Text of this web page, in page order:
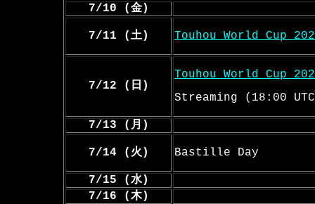
7/10 (金)
7/11 (土) Touhou World Cup
7/12 (日)
Touhou World Cup
Streaming (18:00
7/13 (月)
7/14 (火) Bastille Day
7/15 (水)
7/16 (木)